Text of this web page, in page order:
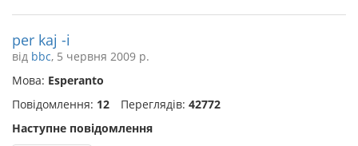
per kaj -i
від bbc, 5 червня 2009 р.
Мова: Esperanto
Повідомлення: 12 Переглядів: 42772
Наступне повідомлення